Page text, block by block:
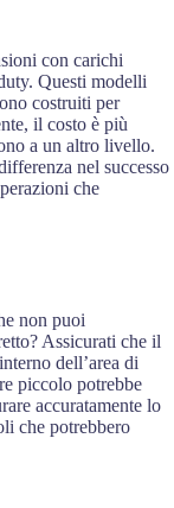
con carichi
Questi modelli
costruiti per
il costo è più
a un altro livello.
nel successo
che
non puoi
Assicurati che il
dell’area di
piccolo potrebbe
accuratamente lo
che potrebbero